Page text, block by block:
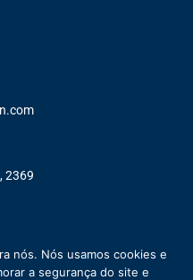
2369
aJet Store Aviation| CNPJ:
nós. Nós usamos cookies e
a segurança do site e